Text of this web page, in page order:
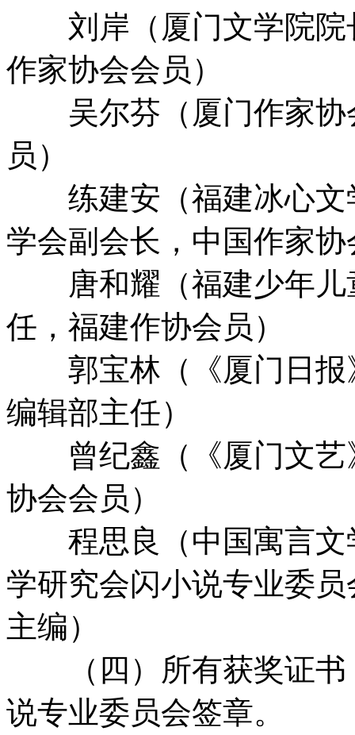
刘岸（厦门文学院院
作家协会会员）
吴尔芬（厦门作家协
员）
练建安（福建冰心文
学会副会长，中国作家
唐和耀（福建少年儿
任，福建作协会员）
郭宝林（《厦门日报
编辑部主任）
曾纪鑫（《厦门文艺
协会会员）
程思良（中国寓言文
学研究会闪小说专业委
主编）
（四）所有获奖证书
说专业委员会签章。